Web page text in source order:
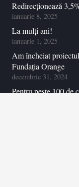
Redirecționează
ianuarie 8, 2025
La mulți ani!
ianuarie 1, 2025
Am încheiat
Fundația Orange
decembrie 31, 2024
Pentru peste 100 de